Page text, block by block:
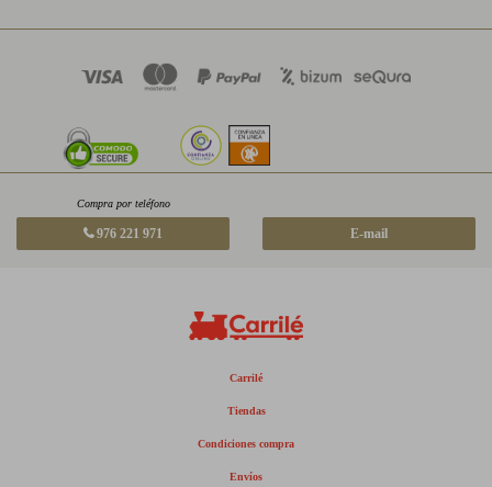
Compra por teléfono
976 221 971 E-mail
Carrilé
Tiendas
Condiciones compra
Envíos